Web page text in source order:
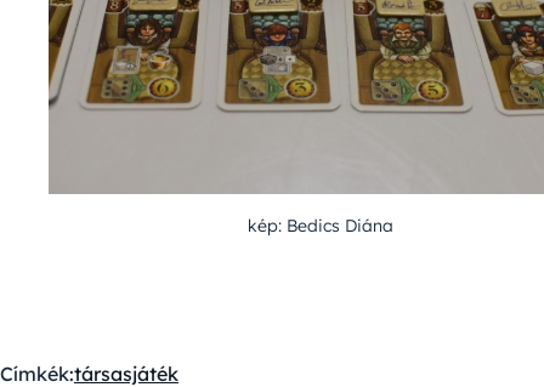
kép: Bedics Diána
Címkék:társasjáték